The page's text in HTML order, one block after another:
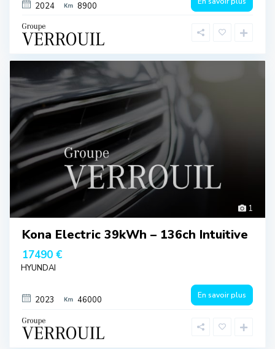
2024 8900
1
Kona Electric 39kWh – 136ch Intuitive
17490 €
HYUNDAI
2023 46000 En savoir plus